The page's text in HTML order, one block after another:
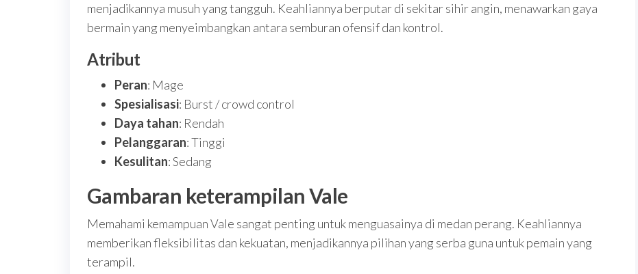
menjadikannya musuh yang tangguh. Keahliannya berputar di sekitar sihir angin, menawarkan gaya
bermain yang menyeimbangkan antara semburan ofensif dan kontrol.
Atribut
Peran: Mage
Spesialisasi: Burst / crowd control
Daya tahan: Rendah
Pelanggaran: Tinggi
Kesulitan: Sedang
Gambaran keterampilan Vale
Memahami kemampuan Vale sangat penting untuk menguasainya di medan perang. Keahliannya
memberikan fleksibilitas dan kekuatan, menjadikannya pilihan yang serba guna untuk pemain yang
terampil.